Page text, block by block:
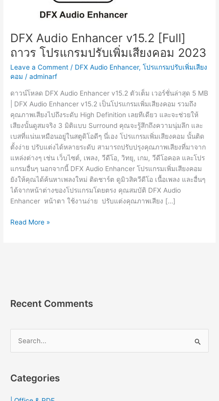
DFX Audio Enhancer v15.2 [Full]
ถาวร โปรแกรมปรับเพิ่มเสียงคอม 2023
Leave a Comment / DFX Audio Enhancer,โปรแกรมปรับเพิ่มเสียง
คอม /adminarf
ดาวน์โหลด DFX Audio Enhancer v15.2 ตัวเต็ม เวอร์ชั่นล่าสุด 5 MB
| DFX Audio Enhancer v15.2 เป็นโปรแกรมเพิ่มเสียงคอม รวมถึง
คุณภาพเสียงไปถึงระดับ High Definition เลยทีเดียว และจะช่วยให้
เสียงนั้นดูสมจริง 3 มิติแบบ Surround คุณจะรู้สึกถึงความนุ่มลึก และ
เบสที่แน่นเหมือนอยู่ในสตูดิโอดีๆ นี่เอง โปรแกรมเพิ่มเสียงคอม นั้นติด
ตั้งง่าย ปรับแต่งได้หลายระดับ สามารถปรับปรุงคุณภาพเสียงที่มาจาก
แหล่งต่างๆ เช่น เว็บไซต์, เพลง, วีดีโอ, วิทยุ, เกม, วีดีโอคอล และโปร
แกรมอื่นๆ นอกจากนี้ DFX Audio Enhancer โปรแกรมเพิ่มเสียงคอม
ยังให้คุณได้ค้นหาเพลงใหม่ ติดชาร์ต ดูมิวสิควีดีโอ เนื้อเพลง และอื่นๆ
ได้จากหน้าต่างของโปรแกรมโดยตรง คุณสมบัติ DFX Audio
Enhancer หน้าตา ใช้งานง่าย ปรับแต่งคุณภาพเสียง […]
DFX
เพิ่ม
คอม
2023
Read More »
Recent Comments
rCategories